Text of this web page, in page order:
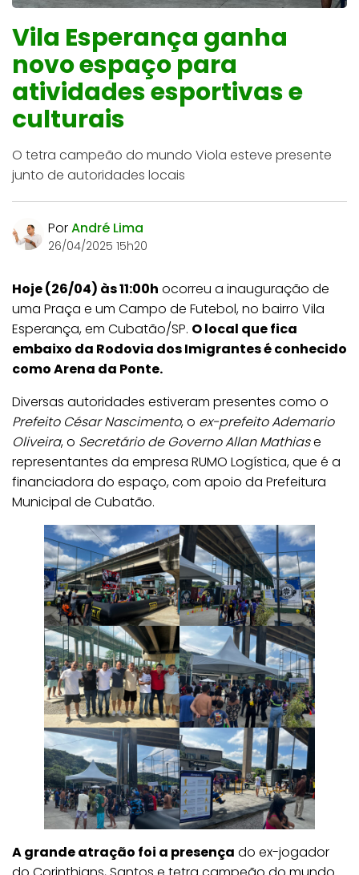
Vila Esperança ganha
novo espaço para
atividades esportivas e
culturais
O tetra campeão do mundo Viola esteve presente
junto de autoridades locais
PorAndré Lima
26/04/2025 15h20
Hoje (26/04) às 11:00h ocorreu a inauguração de
uma Praça e um Campo de Futebol, no bairro Vila
Esperança, em Cubatão/SP. O local que fica
embaixo da Rodovia dos Imigrantes é conhecido
como Arena da Ponte.
Diversas autoridades estiveram presentes como o
Prefeito César Nascimento, o ex-prefeito Ademario
Oliveira, o Secretário de Governo Allan Mathiase
representantes da empresa RUMO Logística, que é a
financiadora do espaço, com apoio da Prefeitura
Municipal de Cubatão.
A grande atração foi a presença do ex-jogador